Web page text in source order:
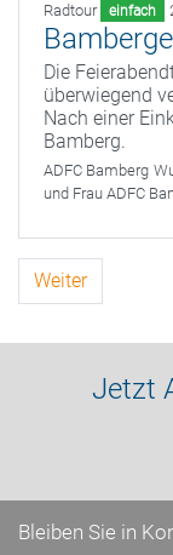
Radtour einfach
Die
überwiegend
Nach einer
Bamberg.
ADFC Bamberg
und Frau ADFC
Weiter
Jetzt
Bleiben Sie in